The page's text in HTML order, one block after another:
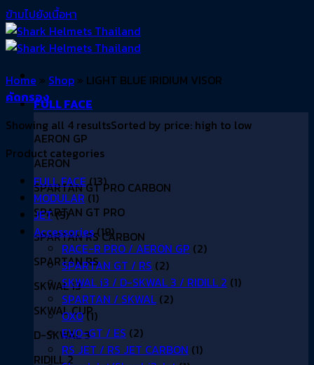
ข้ามไปยังเนื้อหา
FULL FACE
AERON GP
AERON
SPARTAN GT PRO CARBON
SPARTAN GT PRO
SPARTAN RS CARBON
SPARTAN RS
SKWAL i3
SKWAL CUP
D-SKWAL 3
RIDILL 2
Home » Shop» LIGHT BLUE IRIDIUM VISOR
คัดกรอง
Showing all 4 resultsSorted by price: high to low
Product categories
FULL FACE(13)
MODULAR (1)
JET(5)
Accessories(19)
RACE-R PRO / AERON GP (2)
SPARTAN GT / RS (2)
SKWAL i3 / D-SKWAL 3 / RIDILL 2 (1)
SPARTAN / SKWAL (2)
OXO (1)
EVO-GT / ES (2)
RS JET / RS JET CARBON (1)